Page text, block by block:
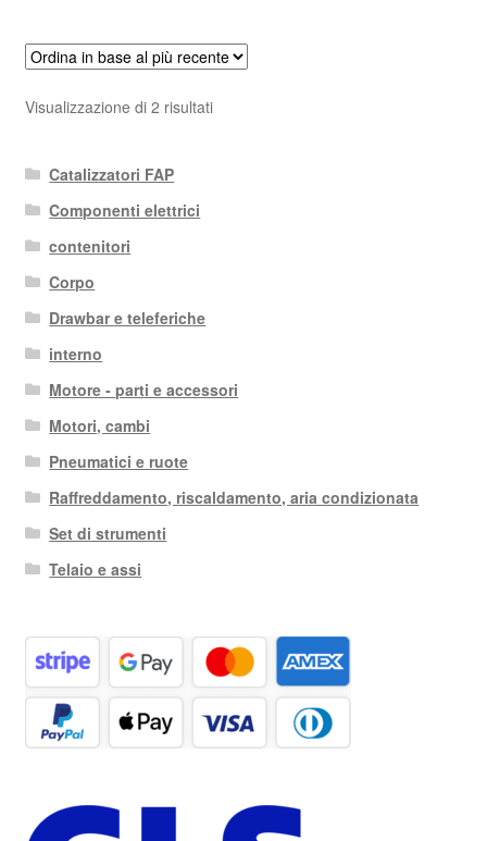
Visualizzazione di 2 risultatiOrdina
Catalizzatori FAP
Componenti elettrici
contenitori
Corpo
Drawbar e teleferiche
interno
Motore - parti e accessori
Motori, cambi
Pneumatici e ruote
Raffreddamento, riscaldamento, aria condizionata
Set di strumenti
Telaio e assi